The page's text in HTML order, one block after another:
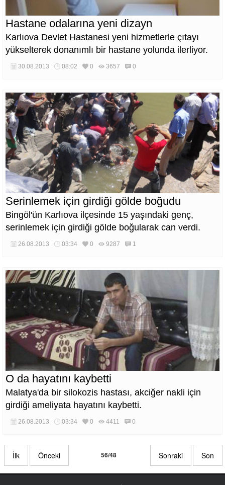
Hastane odalarına yeni dizayn
Karlıova Devlet Hastanesi yeni hizmetlerle çıtayı
yükselterek donanımlı bir hastane yolunda ilerliyor.
30.08.2013 08:02 0 3657 0
Serinlemek için girdiği gölde boğudu
Bingöl'ün Karlıova ilçesinde 15 yaşındaki genç,
serinlemek için girdiği gölde boğularak can verdi.
26.08.2013 03:34 0 9287 1
O da hayatını kaybetti
Malatya'da bir silokozis hastası, akciğer nakli için
girdiği ameliyata hayatını kaybetti.
26.08.2013 03:34 0 4411 0
İlk Önceki 56/48 Sonraki Son